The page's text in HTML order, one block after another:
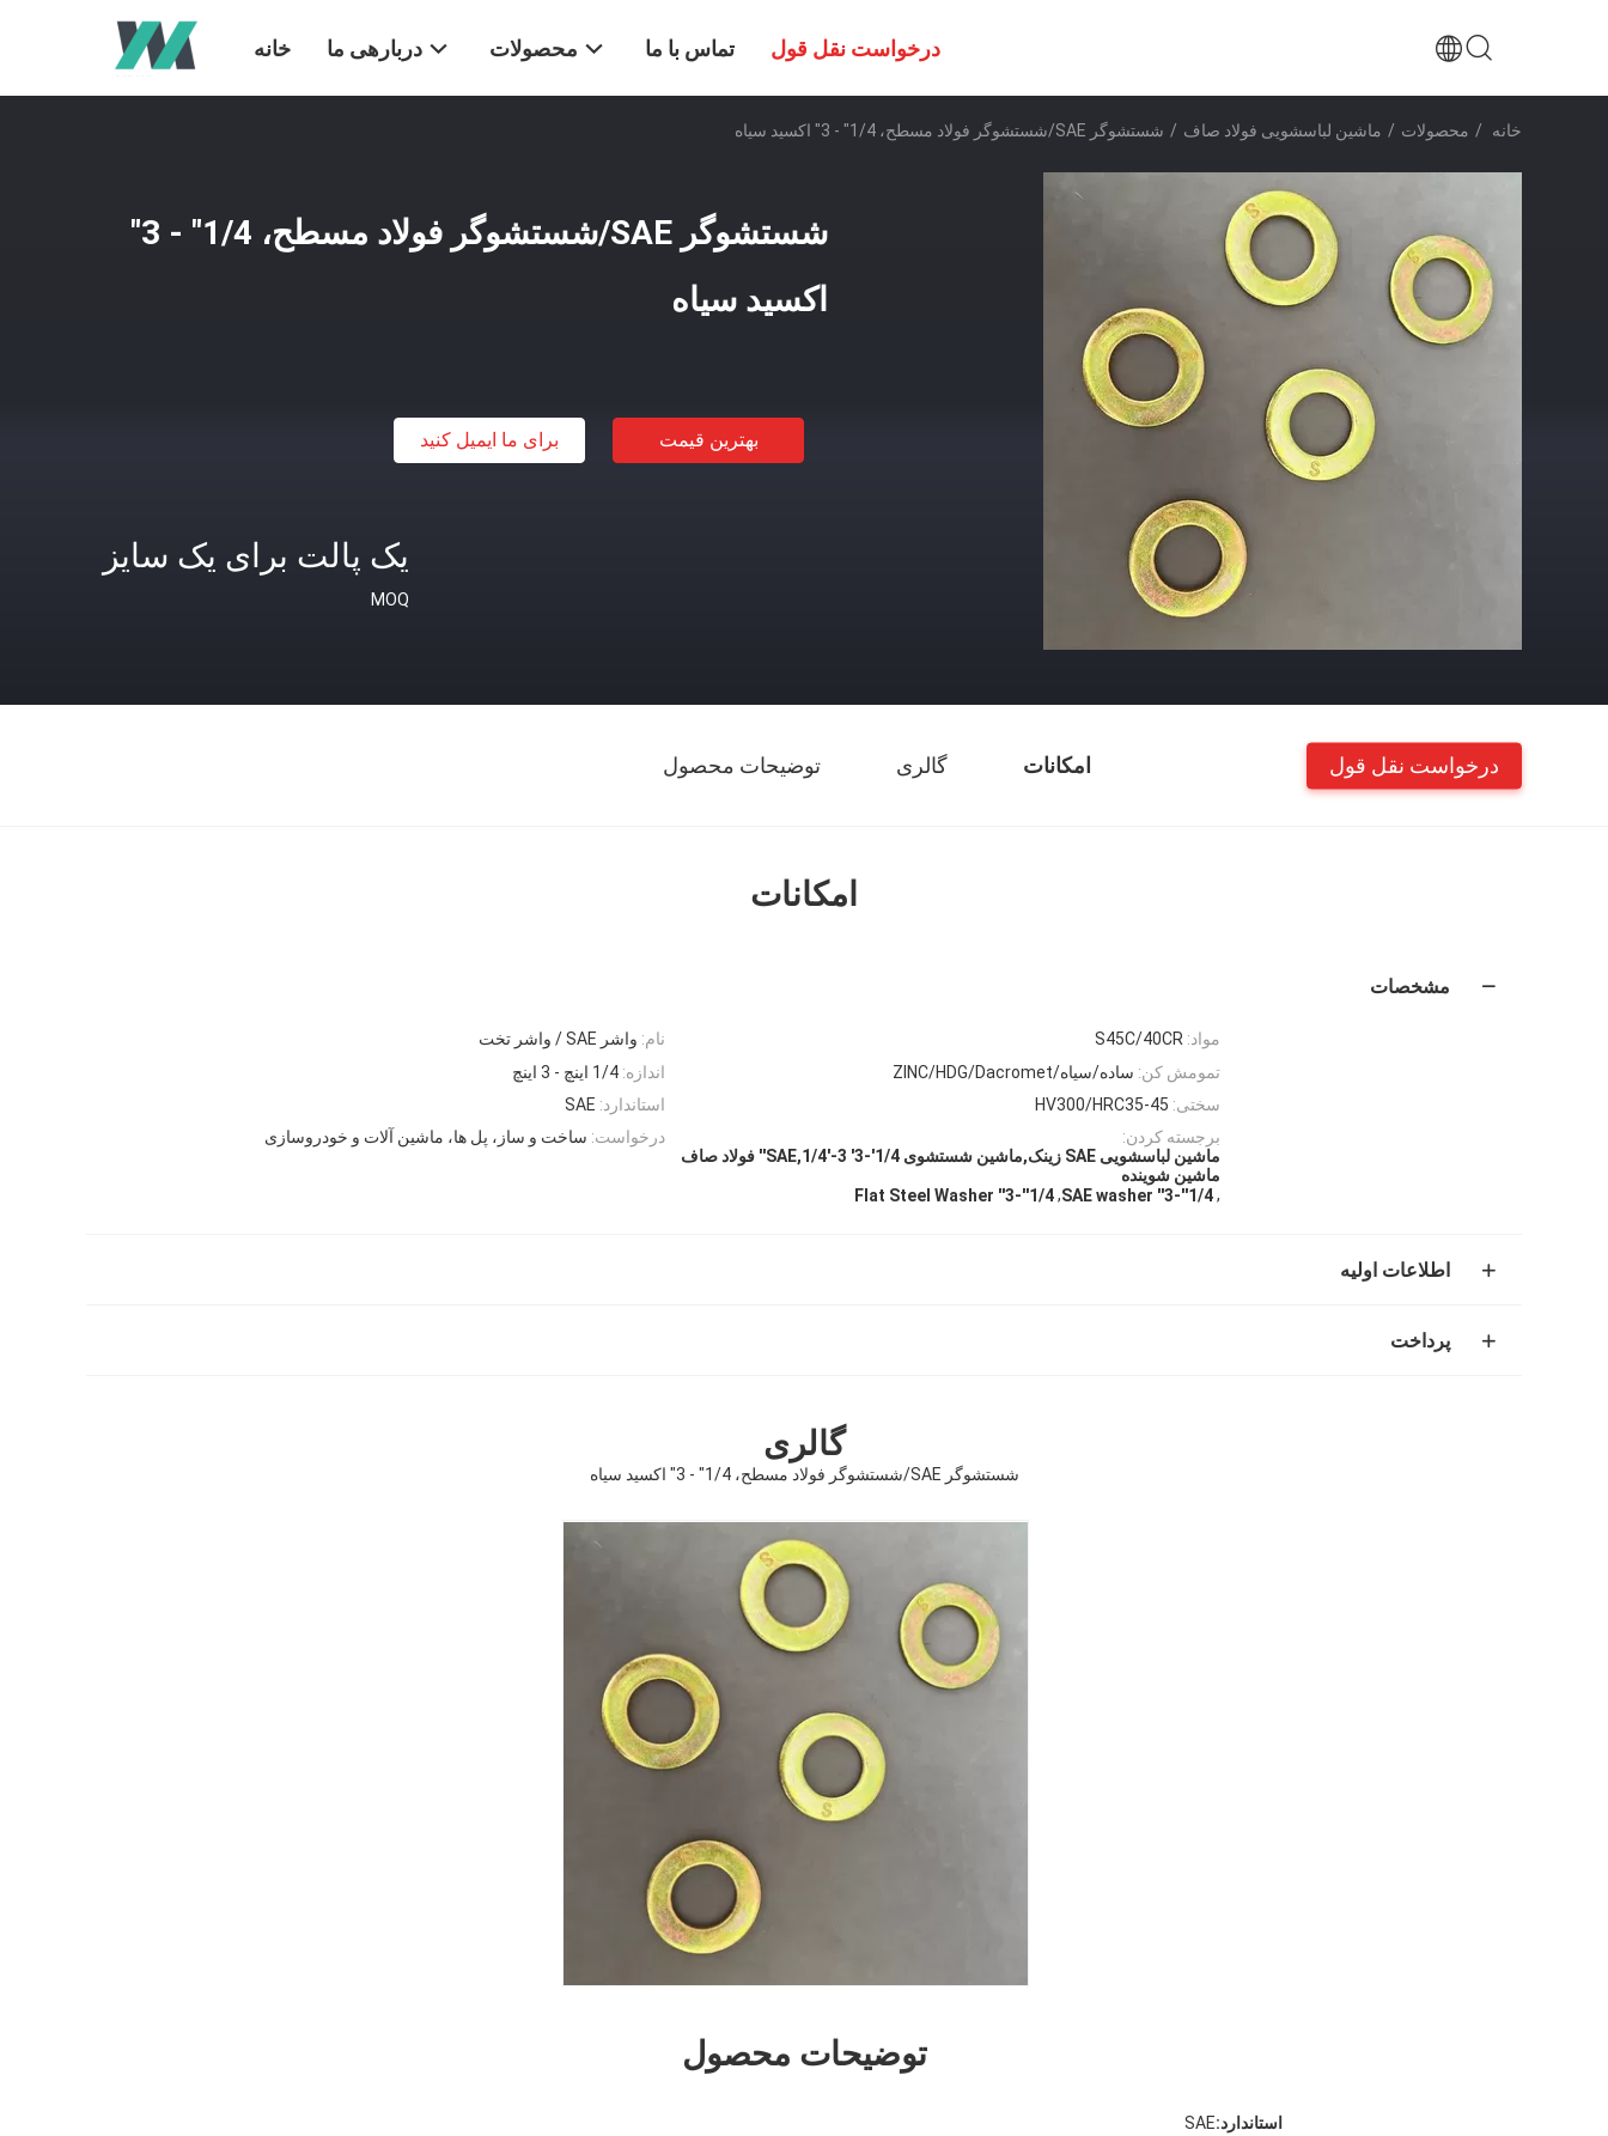
خانه دربارهی ما محصولات تماس با ما درخواست نقل قول
خانه / محصولات / ماشین لباسشویی فولاد صاف / شستشوگر SAE/شستشوگر فولاد مسطح، 1/4" - 3" اکسید سیاه
شستشوگر SAE/شستشوگر فولاد مسطح، 1/4" - 3"
اکسید سیاه
بهترین قیمت برای ما ایمیل کنید
یک پالت برای یک سایز
MOQ
امکانات گالری توضیحات محصول درخواست نقل قول
امکانات
مشخصات
نام: واشر SAE / واشر تخت مواد: S45C/40CR
اندازه: 1/4 اینچ - 3 اینچ تمومش کن: ساده/سیاه/ZINC/HDG/Dacromet
استاندارد: SAE سختی: HV300/HRC35-45
درخواست: ساخت و ساز، پل ها، ماشین آلات و خودروسازی
برجسته کردن:
ماشین لباسشویی SAE زینک,ماشین شستشوی 1/4'-3' SAE,1/4'-3'' فولاد صاف
ماشین شوینده
,
1/4''-3'' SAE washer
,
1/4''-3'' Flat Steel Washer
اطلاعات اولیه
پرداخت
گالری
شستشوگر SAE/شستشوگر فولاد مسطح، 1/4" - 3" اکسید سیاه
توضیحات محصول
استاندارد:SAE